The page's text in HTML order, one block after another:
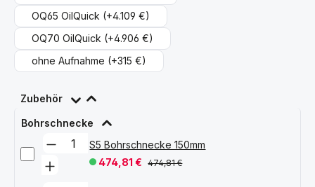
OQ65 OilQuick (+4.109 €)
OQ70 OilQuick (+4.906 €)
ohne Aufnahme (+315 €)
Zubehör
Bohrschnecke
S5 Bohrschnecke 150mm
474,81 €
474,81 €